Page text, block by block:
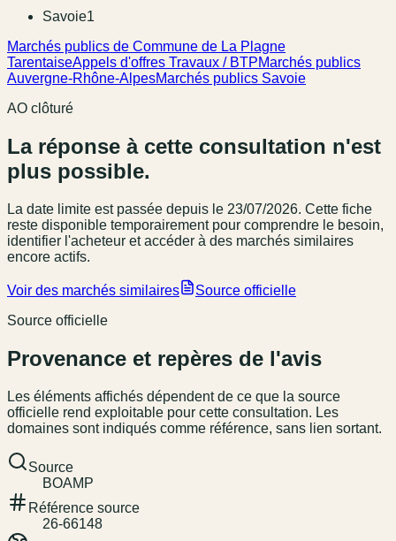
Savoie1
Marchés publics de Commune de La Plagne
TarentaiseAppels d'offres Travaux / BTPMarchés publics
Auvergne-Rhône-AlpesMarchés publics Savoie
AO clôturé
La réponse à cette consultation n'est
plus possible.
La date limite est passée depuis le 23/07/2026. Cette fiche
reste disponible temporairement pour comprendre le besoin,
identifier l'acheteur et accéder à des marchés similaires
encore actifs.
Voir des marchés similaires
Source officielle
Source officielle
Provenance et repères de l'avis
Les éléments affichés dépendent de ce que la source
officielle rend exploitable pour cette consultation. Les
domaines sont indiqués comme référence, sans lien sortant.
Source
BOAMP
Référence source
26-66148